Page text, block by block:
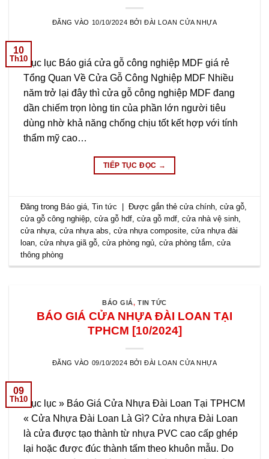
ĐĂNG VÀO 10/10/2024 BỞI ĐÀI LOAN CỬA NHỰA
10
Th10Mục lục Báo giá cửa gỗ công nghiệp MDF giá rẻ
Tổng Quan Về Cửa Gỗ Công Nghiệp MDF Nhiều
năm trở lại đây thì cửa gỗ công nghiệp MDF đang
dần chiếm trọn lòng tin của phần lớn người tiêu
dùng nhờ khả năng chống chịu tốt kết hợp với tính
thẩm mỹ cao…
TIẾP TỤC ĐỌC →
Đăng trong Báo giá ,Tin tức Được gắn thẻcửa chính ,cửa gỗ
cửa gỗ công nghiệp ,cửa gỗ hdf ,cửa gỗ mdf ,cửa nhà vệ sinh
cửa nhựa ,cửa nhựa abs ,cửa nhựa composite ,cửa nhựa đài
loan ,cửa nhựa giã gỗ ,cửa phòng ngủ ,cửa phòng tắm ,cửa
thông phòng
BÁO GIÁ,TIN TỨC
BÁO GIÁ CỬA NHỰA ĐÀI LOAN TẠI
TPHCM [10/2024]
ĐĂNG VÀO 09/10/2024 BỞI ĐÀI LOAN CỬA NHỰA
09
Th10Mục lục » Báo Giá Cửa Nhựa Đài Loan Tại TPHCM
« Cửa Nhựa Đài Loan Là Gì? Cửa nhựa Đài Loan
là cửa được tạo thành từ nhựa PVC cao cấp ghép
lại hoặc được đúc thành tấm theo khuôn mẫu. Do